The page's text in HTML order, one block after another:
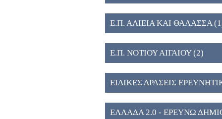
Ε.Π. ΑΛΙΕΙΑ ΚΑΙ ΘΑΛΑΣΣΑ
Ε.Π. ΝΟΤΙΟΥ ΑΙΓΑΙΟΥ (2)
ΕΙΔΙΚΕΣ ΔΡΑΣΕΙΣ
ΕΛΛΑΔΑ 2.0 - ΕΡΕΥΝΩ